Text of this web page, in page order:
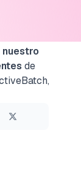
nuestro
de